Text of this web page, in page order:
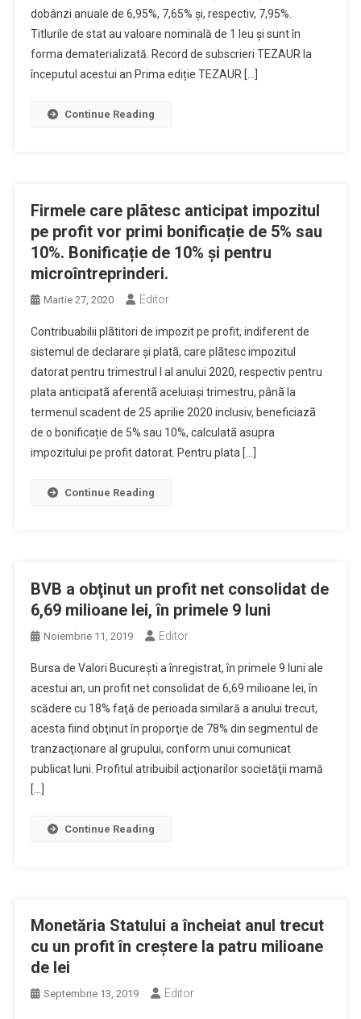
dobânzi anuale de 6,95%, 7,65% și, respectiv, 7,95%.
Titlurile de stat au valoare nominală de 1 leu și sunt în
forma dematerializată. Record de subscrieri TEZAUR la
începutul acestui an Prima ediție TEZAUR […]
Continue Reading
Firmele care plãtesc anticipat impozitul
pe profit vor primi bonificație de 5% sau
10%. Bonificație de 10% și pentru
microîntreprinderi.
Martie 27, 2020 Editor
Contribuabilii plãtitori de impozit pe profit, indiferent de
sistemul de declarare și platã, care plãtesc impozitul
datorat pentru trimestrul I al anului 2020, respectiv pentru
plata anticipatã aferentã aceluiași trimestru, pânã la
termenul scadent de 25 aprilie 2020 inclusiv, beneficiazã
de o bonificație de 5% sau 10%, calculatã asupra
impozitului pe profit datorat. Pentru plata […]
Continue Reading
BVB a obţinut un profit net consolidat de
6,69 milioane lei, în primele 9 luni
Noiembrie 11, 2019 Editor
Bursa de Valori Bucureşti a înregistrat, în primele 9 luni ale
acestui an, un profit net consolidat de 6,69 milioane lei, în
scădere cu 18% faţă de perioada similară a anului trecut,
acesta fiind obţinut în proporţie de 78% din segmentul de
tranzacţionare al grupului, conform unui comunicat
publicat luni. Profitul atribuibil acţionarilor societăţii mamă
[…]
Continue Reading
Monetăria Statului a încheiat anul trecut
cu un profit în creştere la patru milioane
de lei
Septembrie 13, 2019 Editor